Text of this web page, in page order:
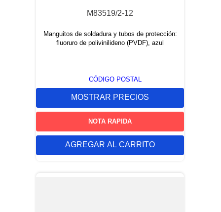
M83519/2-12
Manguitos de soldadura y tubos de protección:
fluoruro de polivinilideno (PVDF), azul
CÓDIGO POSTAL
MOSTRAR PRECIOS
NOTA RAPIDA
AGREGAR AL CARRITO